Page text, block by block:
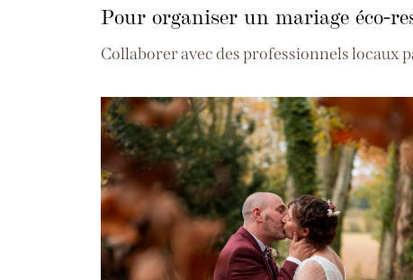
Pour organiser un mariage éco-
Collaborer avec des professionnels locaux